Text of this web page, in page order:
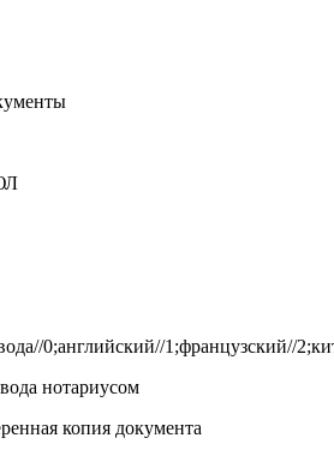
0;английский//1;французский//
нотариусом
копия документа